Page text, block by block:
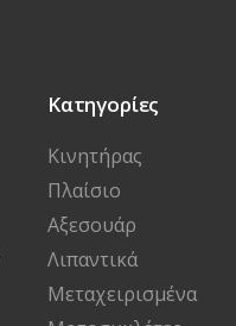
Κατηγορίες
Κινητήρας
Πλαίσιο
Αξεσουάρ
Λιπαντικά
Μεταχειρισμένα